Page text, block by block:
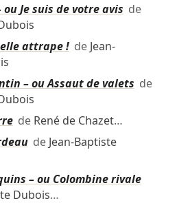
Je suis de votre avis de
attrape !de Jean-
– ou Assaut de valets de
de René de Chazet…
de Jean-Baptiste
– ou Colombine rivale
Dubois…